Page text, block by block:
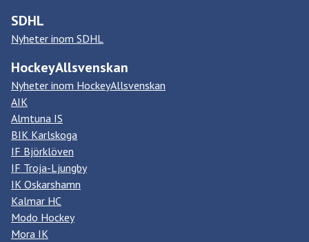
SDHL
Nyheter inom SDHL
HockeyAllsvenskan
Nyheter inom HockeyAllsvenskan
AIK
Almtuna IS
BIK Karlskoga
IF Björklöven
IF Troja-Ljungby
IK Oskarshamn
Kalmar HC
Modo Hockey
Mora IK